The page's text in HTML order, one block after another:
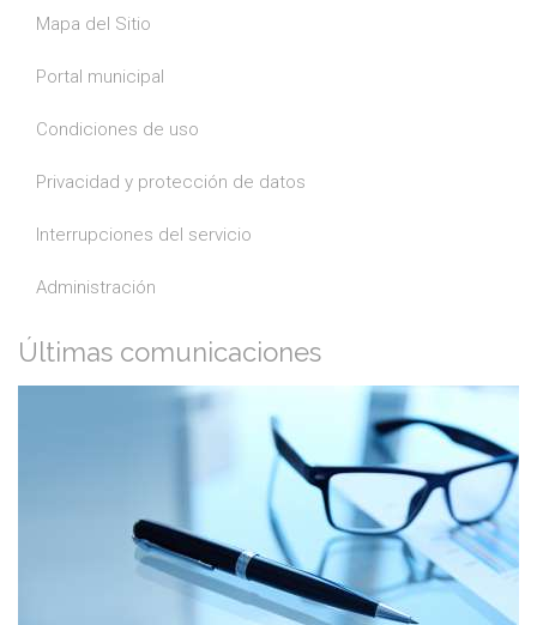
Mapa del Sitio
Portal municipal
Condiciones de uso
Privacidad y protección de datos
Interrupciones del servicio
Administración
Últimas comunicaciones